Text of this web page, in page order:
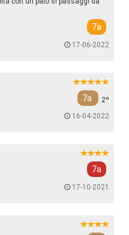
7a
17-06-2022
7a
2º
16-04-2022
7a
17-10-2021